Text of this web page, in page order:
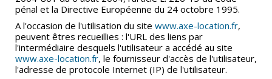
pénal et la Directive Européenne du 24 octobre 1995.
A l'occasion de l'utilisation du site www.axe-location.fr,
peuvent êtres recueillies : l'URL des liens par
l'intermédiaire desquels l'utilisateur a accédé au site
www.axe-location.fr, le fournisseur d'accès de l'utilisateur,
l'adresse de protocole Internet (IP) de l'utilisateur.